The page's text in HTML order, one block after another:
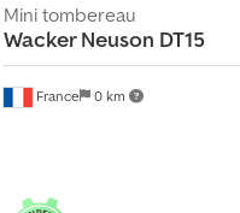
France 0 km
Mini tombereau
Wacker Neuson DT15
P
l
u